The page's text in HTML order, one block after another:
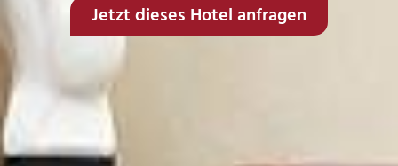
Jetzt dieses Hotel anfragen